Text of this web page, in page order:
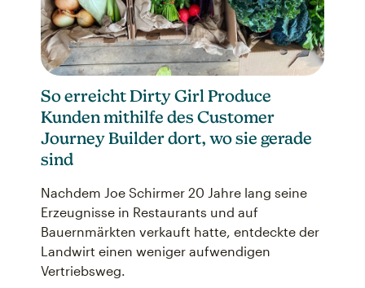
So erreicht Dirty Girl Produce
Kunden mithilfe des Customer
Journey Builder dort, wo sie gerade
sind
Nachdem Joe Schirmer 20 Jahre lang seine
Erzeugnisse in Restaurants und auf
Bauernmärkten verkauft hatte, entdeckte der
Landwirt einen weniger aufwendigen
Vertriebsweg.